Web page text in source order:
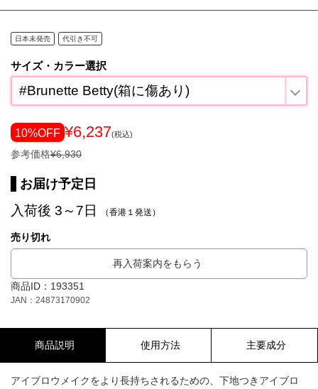
日本未発売 代引き不可
サイズ・カラー選択
#Brunette Betty(箱に傷あり)
10%OFF ¥6,237(税込)
参考価格¥6,930
お届け予定日
入荷後 3～7日 （香港１発送）
売り切れ
再入荷案内をもらう
商品ID：193351
JAN：24873170902
商品説明 使用方法 主要成分
アイブロウメイクをより長持ちされるための、下地つきアイブロ